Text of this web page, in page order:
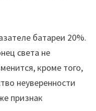
батареи 20%.
света не
кроме того,
неуверенности
признак